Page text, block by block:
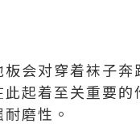
会对穿着袜子
起着至关重要
磨性。